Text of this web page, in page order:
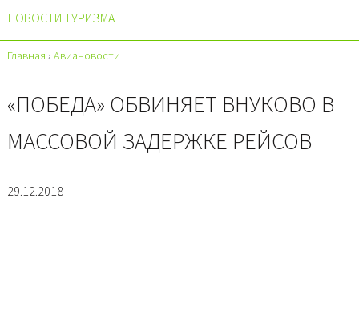
НОВОСТИ ТУРИЗМА
Главная › Авиановости
«ПОБЕДА» ОБВИНЯЕТ ВНУКОВО В
МАССОВОЙ ЗАДЕРЖКЕ РЕЙСОВ
29.12.2018